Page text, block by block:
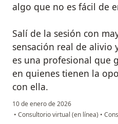
algo que no es fácil de
Salí de la sesión con
sensación real de alivio
es una profesional que
en quienes tienen la
con ella.
10 de enero de 2026
• Consultorio virtual (en línea) •